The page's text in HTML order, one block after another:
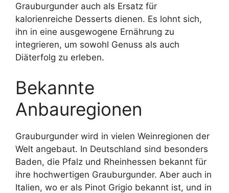
Grauburgunder auch als Ersatz für
kalorienreiche Desserts dienen. Es lohnt sich,
ihn in eine ausgewogene Ernährung zu
integrieren, um sowohl Genuss als auch
Diäterfolg zu erleben.
Bekannte
Anbauregionen
Grauburgunder wird in vielen Weinregionen der
Welt angebaut. In Deutschland sind besonders
Baden, die Pfalz und Rheinhessen bekannt für
ihre hochwertigen Grauburgunder. Aber auch in
Italien, wo er als Pinot Grigio bekannt ist, und in